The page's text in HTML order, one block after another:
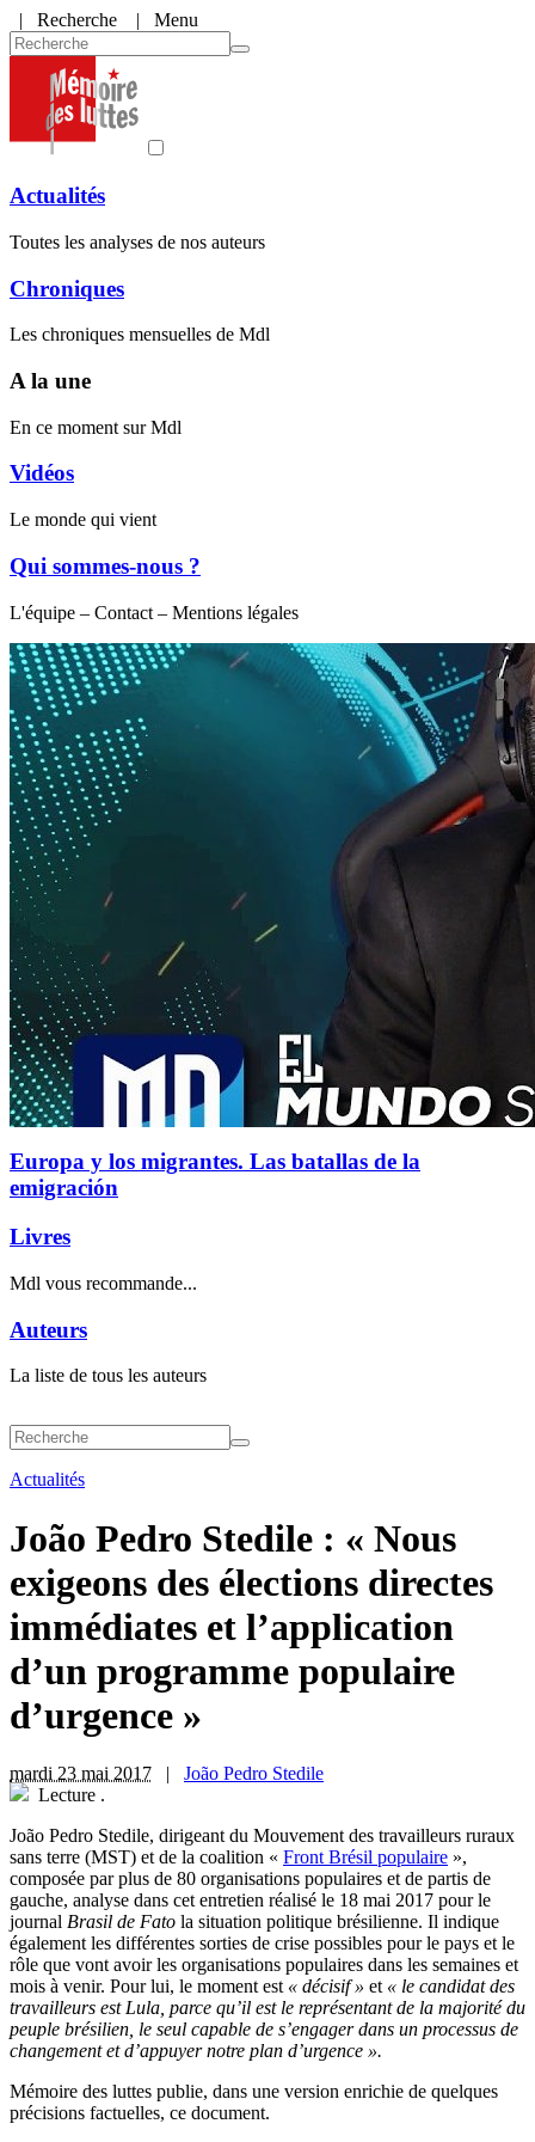
| Recherche | Menu
Actualités
Toutes les analyses de nos auteurs
Chroniques
Les chroniques mensuelles de Mdl
A la une
En ce moment sur Mdl
Vidéos
Le monde qui vient
Qui sommes-nous ?
L'équipe – Contact – Mentions légales
Europa y los migrantes. Las batallas de la
emigración
Livres
Mdl vous recommande...
Auteurs
La liste de tous les auteurs
Actualités
João Pedro Stedile : « Nous
exigeons des élections directes
immédiates et l’application
d’un programme populaire
d’urgence »
mardi 23 mai 2017 | João Pedro Stedile
Lecture .
João Pedro Stedile, dirigeant du Mouvement des travailleurs ruraux
sans terre (MST) et de la coalition « Front Brésil populaire »,
composée par plus de 80 organisations populaires et de partis de
gauche, analyse dans cet entretien réalisé le 18 mai 2017 pour le
journal Brasil de Fato la situation politique brésilienne. Il indique
également les différentes sorties de crise possibles pour le pays et le
rôle que vont avoir les organisations populaires dans les semaines et
mois à venir. Pour lui, le moment est « décisif » et « le candidat des
travailleurs est Lula, parce qu’il est le représentant de la majorité du
peuple brésilien, le seul capable de s’engager dans un processus de
changement et d’appuyer notre plan d’urgence ».
Mémoire des luttes publie, dans une version enrichie de quelques
précisions factuelles, ce document.